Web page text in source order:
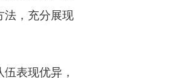
法，充分展现
表现优异，